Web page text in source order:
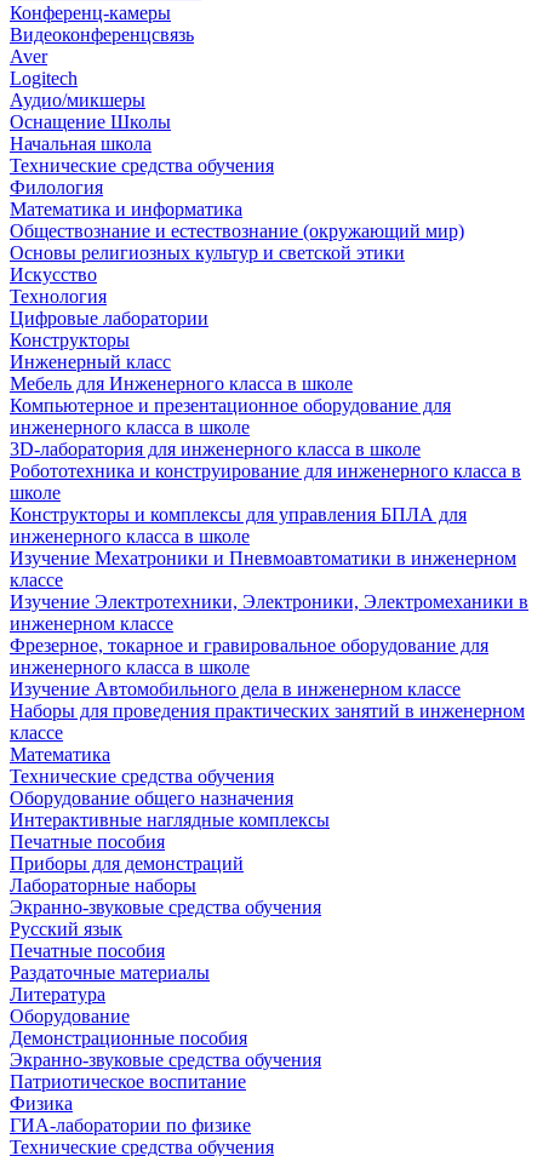
Конференц-камеры
Видеоконференцсвязь
Aver
Logitech
Аудио/микшеры
Оснащение Школы
Начальная школа
Технические средства обучения
Филология
Математика и информатика
Обществознание и естествознание (окружающий мир)
Основы религиозных культур и светской этики
Искусство
Технология
Цифровые лаборатории
Конструкторы
Инженерный класс
Мебель для Инженерного класса в школе
Компьютерное и презентационное оборудование для
инженерного класса в школе
3D-лаборатория для инженерного класса в школе
Робототехника и конструирование для инженерного класса в
школе
Конструкторы и комплексы для управления БПЛА для
инженерного класса в школе
Изучение Мехатроники и Пневмоавтоматики в инженерном
классе
Изучение Электротехники, Электроники, Электромеханики в
инженерном классе
Фрезерное, токарное и гравировальное оборудование для
инженерного класса в школе
Изучение Автомобильного дела в инженерном классе
Наборы для проведения практических занятий в инженерном
классе
Математика
Технические средства обучения
Оборудование общего назначения
Интерактивные наглядные комплексы
Печатные пособия
Приборы для демонстраций
Лабораторные наборы
Экранно-звуковые средства обучения
Русский язык
Печатные пособия
Раздаточные материалы
Литература
Оборудование
Демонстрационные пособия
Экранно-звуковые средства обучения
Патриотическое воспитание
Физика
ГИА-лаборатории по физике
Технические средства обучения